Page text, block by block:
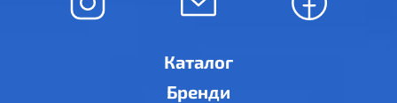
Каталог
Бренди